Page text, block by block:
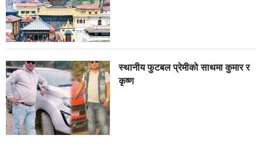
स्थानीय फुटबल प्रेमीको साथमा कुमार र
कृष्ण